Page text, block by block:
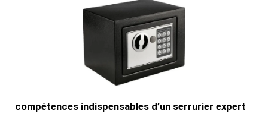
compétences indispensables d’un serrurier expert